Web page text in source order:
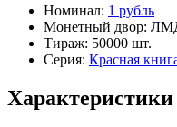
Номинал: 1 рубль
Монетный двор:
Тираж: 50000 шт.
Серия: Красная
Характеристики